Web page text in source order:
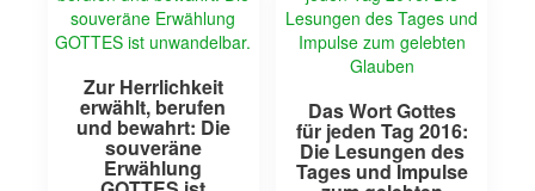
Zur Herrlichkeit
erwählt, berufen
und bewahrt: Die
souveräne
Erwählung
Das Wort Gottes
für jeden Tag 2016:
Die Lesungen des
Tages und Impulse